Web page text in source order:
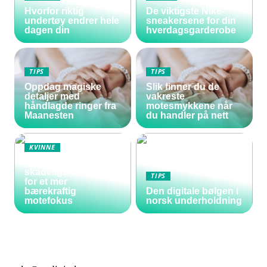
Hvorfor riktig
undertøy endrer hele
dagen din
De viktigste Nike-
sneakersene for din
hverdagsgarderobe
TIPS
Oppdag magiske
detaljer med
håndlagde ringer fra
Maanesten
TIPS
Slik finner du de
vakreste
motesmykkene når
du handler på nett
KVINNE
skadelige kjemikalier
for et mer
bærekraftig
motefokus
TIPS
Den digitale bølgen i
norsk underholdning